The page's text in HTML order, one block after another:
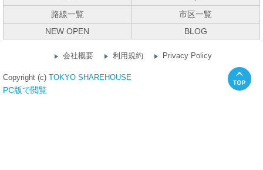
路線一覧
市区一覧
NEW OPEN
BLOG
会社概要 利用規約 Privacy Policy
Copyright (c) TOKYO SHAREHOUSE
PC版で閲覧